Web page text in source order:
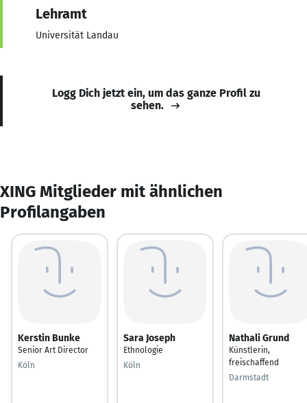
Lehramt
Universität Landau
Logg Dich jetzt ein, um das ganze Profil zu
sehen.
XING Mitglieder mit ähnlichen
Profilangaben
Kerstin Bunke
Senior Art Director
Köln
Sara Joseph
Ethnologie
Köln
Nathali Grund
Künstlerin,
freischaffend
Darmstadt